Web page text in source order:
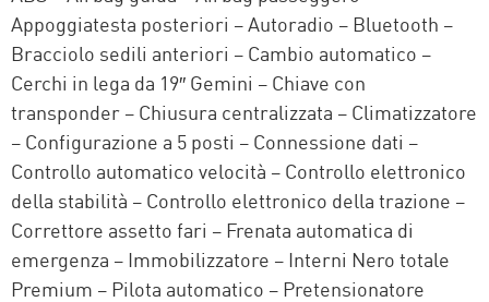
Appoggiatesta posteriori – Autoradio – Bluetooth –
Bracciolo sedili anteriori – Cambio automatico –
Cerchi in lega da 19″ Gemini – Chiave con
transponder – Chiusura centralizzata – Climatizzatore
– Configurazione a 5 posti – Connessione dati –
Controllo automatico velocità – Controllo elettronico
della stabilità – Controllo elettronico della trazione –
Correttore assetto fari – Frenata automatica di
emergenza – Immobilizzatore – Interni Nero totale
Premium – Pilota automatico – Pretensionatore